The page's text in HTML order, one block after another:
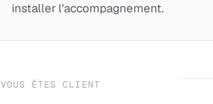
installer l'accompagnement.
VOUS ÊTES CLIENT